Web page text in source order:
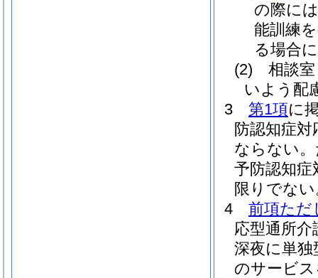
の際に
能訓練
る場合
(2)
相談
いよう配
3
第1項に
防認知症
ならない。
予防認知
限りでな
4
前項ただ
応型通所介
深夜に単独
のサービ